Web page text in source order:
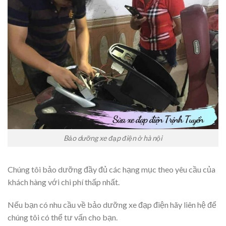
Bảo dưỡng xe đạp điện ở hà nội
Chúng tôi bảo dưỡng đầy đủ các hạng mục theo yêu cầu của
khách hàng với chi phí thấp nhất.
Nếu bạn có nhu cầu về bảo dưỡng xe đạp điện hãy liên hệ để
chúng tôi có thể tư vấn cho bạn.